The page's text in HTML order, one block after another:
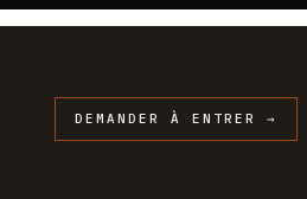
DEMANDER À ENTRER →